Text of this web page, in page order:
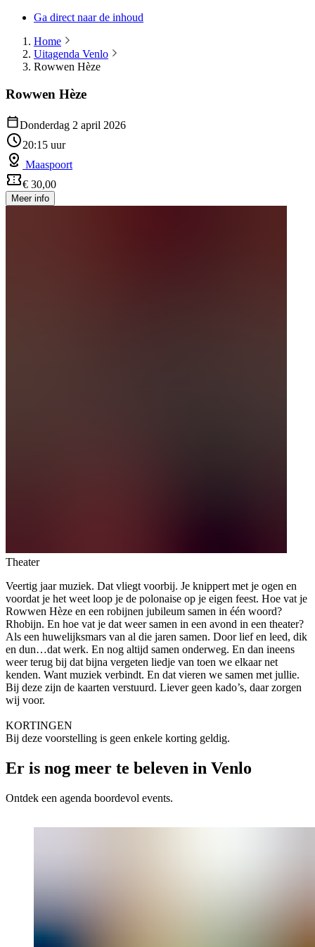
Ga direct naar de inhoud
Home
Uitagenda Venlo
Rowwen Hèze
Rowwen Hèze
Donderdag 2 april 2026
20:15 uur
Maaspoort
€ 30,00
Meer info
Theater
Veertig jaar muziek. Dat vliegt voorbij. Je knippert met je ogen en
voordat je het weet loop je de polonaise op je eigen feest. Hoe vat je
Rowwen Hèze en een robijnen jubileum samen in één woord?
Rhobijn. En hoe vat je dat weer samen in een avond in een theater?
Als een huwelijksmars van al die jaren samen. Door lief en leed, dik
en dun…dat werk. En nog altijd samen onderweg. En dan ineens
weer terug bij dat bijna vergeten liedje van toen we elkaar net
kenden. Want muziek verbindt. En dat vieren we samen met jullie.
Bij deze zijn de kaarten verstuurd. Liever geen kado’s, daar zorgen
wij voor.
KORTINGEN
Bij deze voorstelling is geen enkele korting geldig.
Er is nog meer te beleven in Venlo
Ontdek een agenda boordevol events.